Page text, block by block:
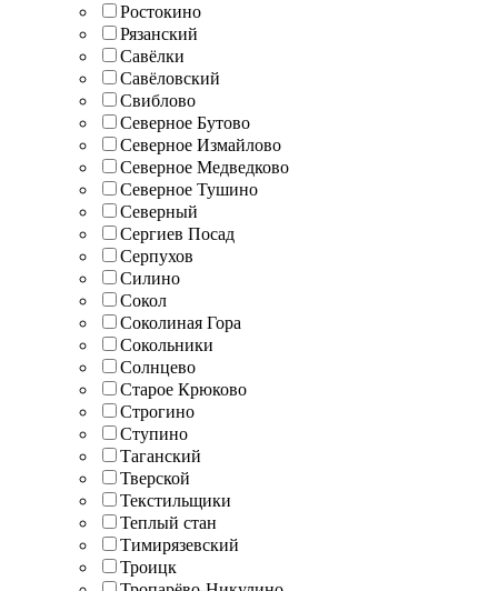
Ростокино
Рязанский
Савёлки
Савёловский
Свиблово
Северное Бутово
Северное Измайлово
Северное Медведково
Северное Тушино
Северный
Сергиев Посад
Серпухов
Силино
Сокол
Соколиная Гора
Сокольники
Солнцево
Старое Крюково
Строгино
Ступино
Таганский
Тверской
Текстильщики
Теплый стан
Тимирязевский
Троицк